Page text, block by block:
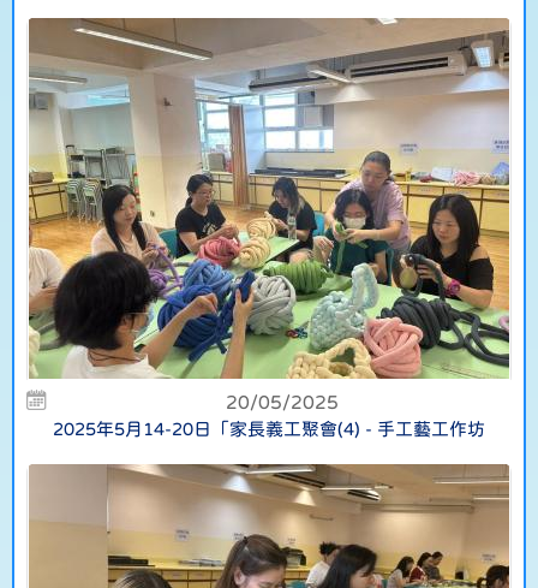
20/05/2025
2025年5月14-20日「家長義工聚會(4) - 手工藝工作坊